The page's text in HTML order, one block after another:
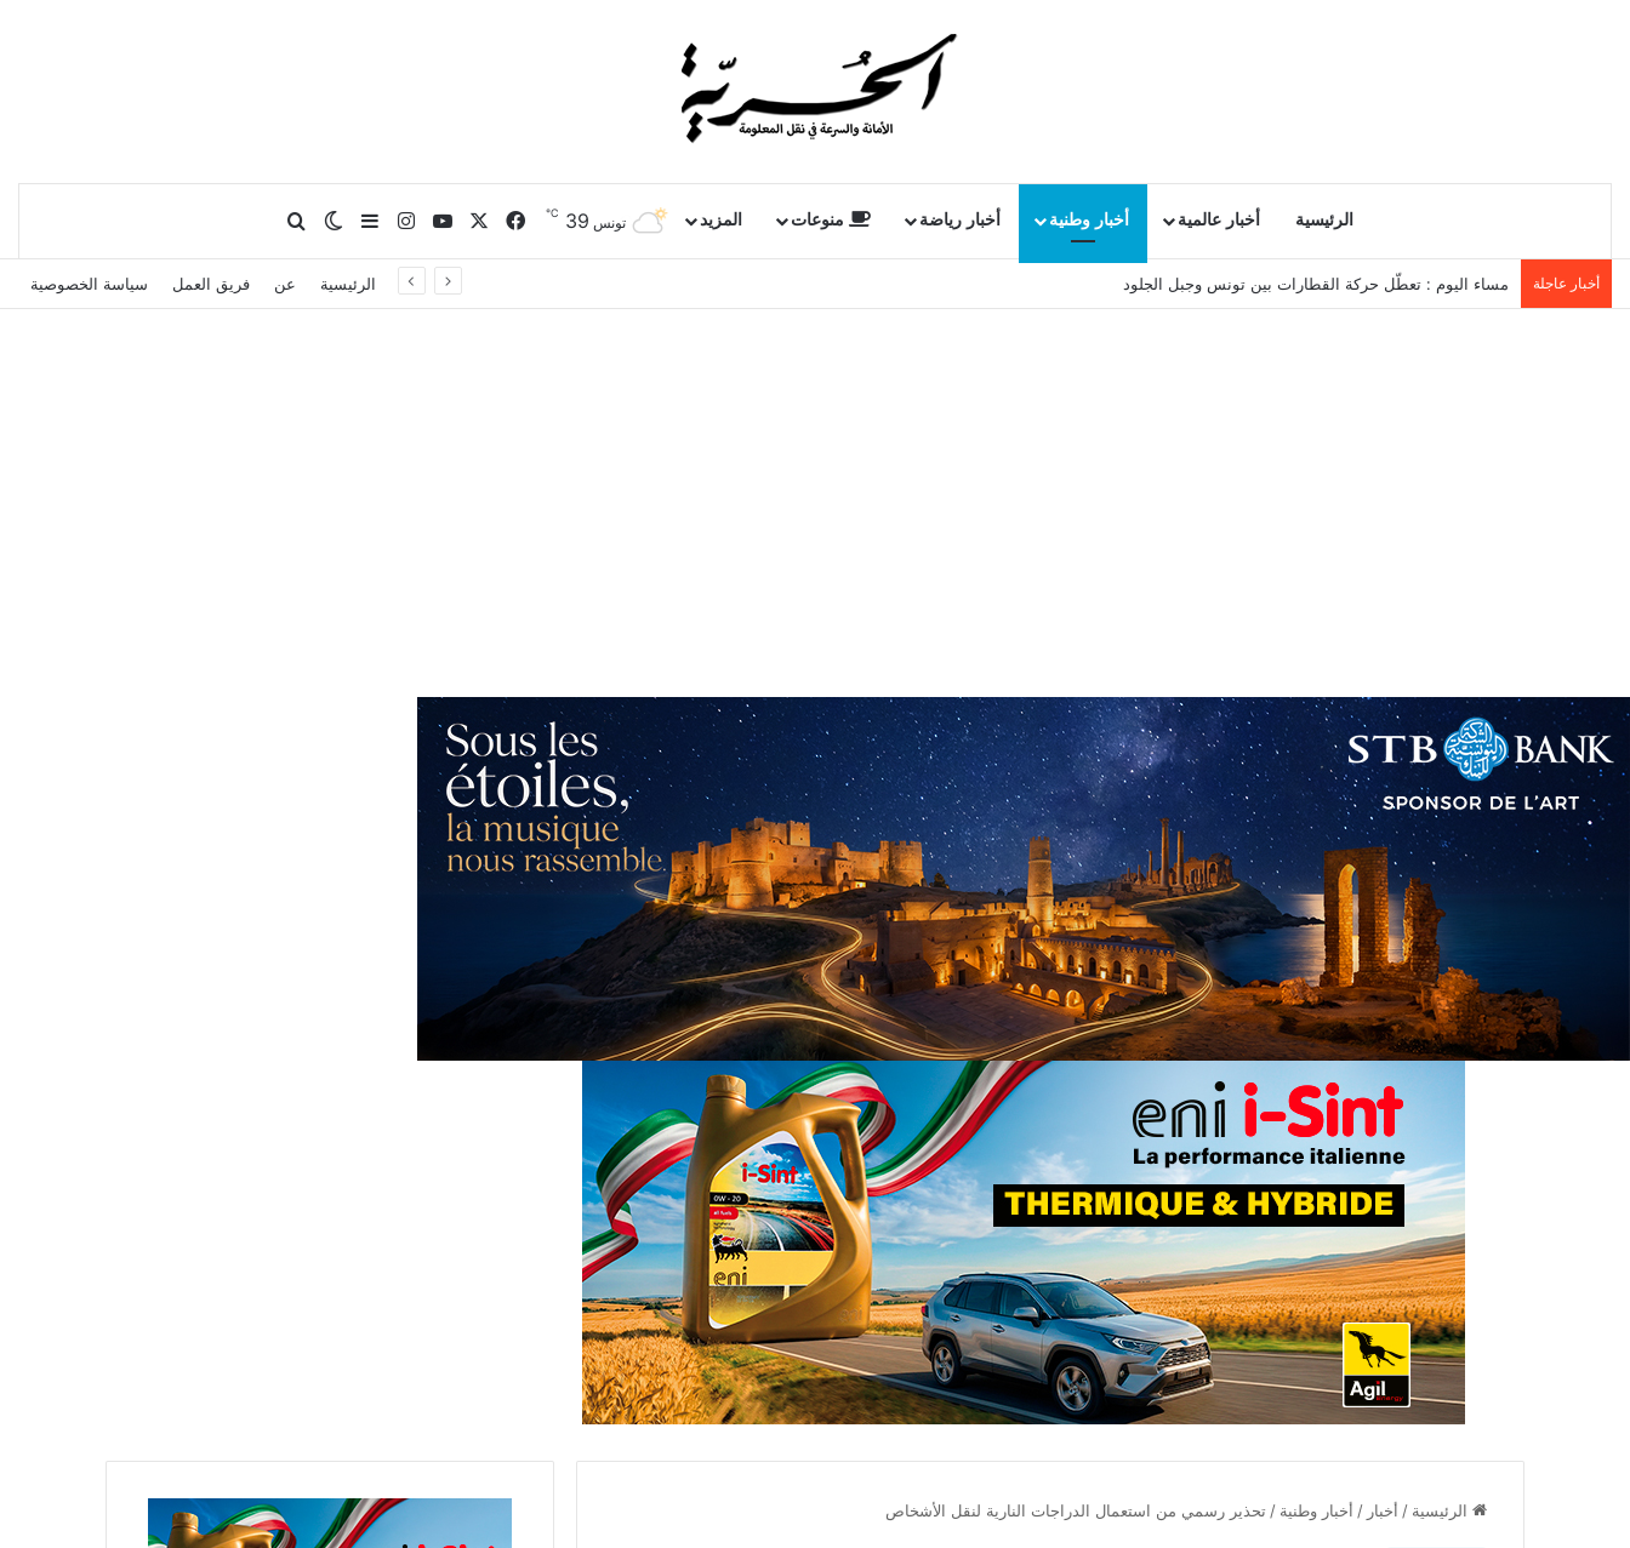
الرئيسية أخبار عالمية أخبار وطنية أخبار رياضة منوعات المزيد تونس 39
℃ فيسبوك يوتيوبانستقرامإضافة عمود جانبي
الوضع المظلم
بحث عن
أخبار عاجلة مساء اليوم : تعطّل حركة القطارات بين تونس وجبل الجلود الرئيسية عن فريق العمل سياسة الخصوصية
الرئيسية / أخبار / أخبار وطنية / تحذير رسمي من استعمال الدراجات النارية لنقل الأشخاص